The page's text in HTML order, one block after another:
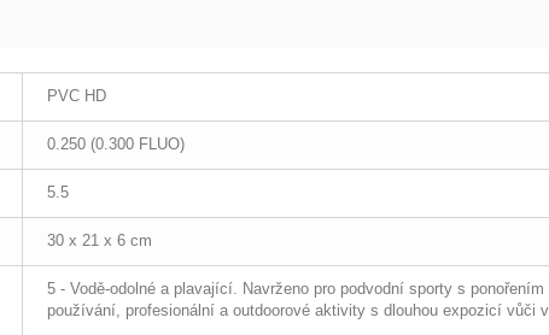
PVC HD
0.250 (0.300 FLUO)
5.5
30 x 21 x 6 cm
5 - Vodě-odolné a plavající. Navrženo pro podvodní sporty s
používání, profesionální a outdoorové aktivity s dlouhou expozicí vůči